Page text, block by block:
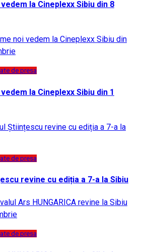
la Cineplexx Sibiu din 8
de presa
la Cineplexx Sibiu din 1
de presa
revine cu ediția a 7-a la Sibiu
de presa